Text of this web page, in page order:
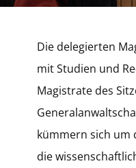
Die delegierten
mit Studien und
Magistrate des
kümmern sich um
die